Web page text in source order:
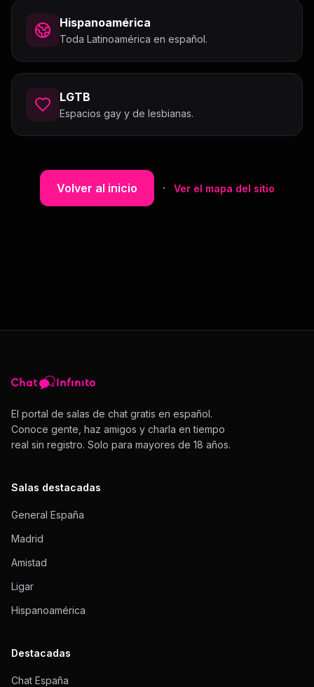
Hispanoamérica
Toda Latinoamérica en español.
LGTB
Espacios gay y de lesbianas.
Volver al inicio · Ver el mapa del sitio
El portal de salas de chat gratis en español.
Conoce gente, haz amigos y charla en tiempo
real sin registro. Solo para mayores de 18 años.
Salas destacadas
General España
Madrid
Amistad
Ligar
Hispanoamérica
Destacadas
Chat España